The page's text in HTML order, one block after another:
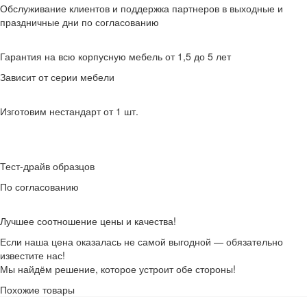
Обслуживание клиентов и поддержка партнеров в выходные и
праздничные дни по согласованию
Гарантия на всю корпусную мебель от 1,5 до 5 лет
Зависит от серии мебели
Изготовим нестандарт от 1 шт.
Тест-драйв образцов
По согласованию
Лучшее соотношение цены и качества!
Если наша цена оказалась не самой выгодной — обязательно
известите нас!
Мы найдём решение, которое устроит обе стороны!
Похожие товары